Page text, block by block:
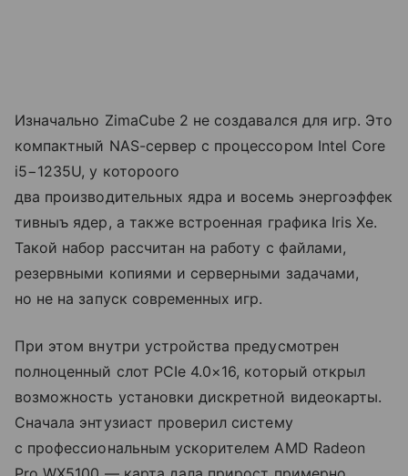
Изначально ZimaCube 2 не создавался для игр. Это
компактный NAS-сервер с процессором Intel Core
i5−1235U, у котороого
два производительных ядра и восемь энергоэффек
тивныъ ядер, а также встроенная графика Iris Xe.
Такой набор рассчитан на работу с файлами,
резервными копиями и серверными задачами,
но не на запуск современных игр.
При этом внутри устройства предусмотрен
полноценный слот PCIe 4.0×16, который открыл
возможность установки дискретной видеокарты.
Сначала энтузиаст проверил систему
с профессиональным ускорителем AMD Radeon